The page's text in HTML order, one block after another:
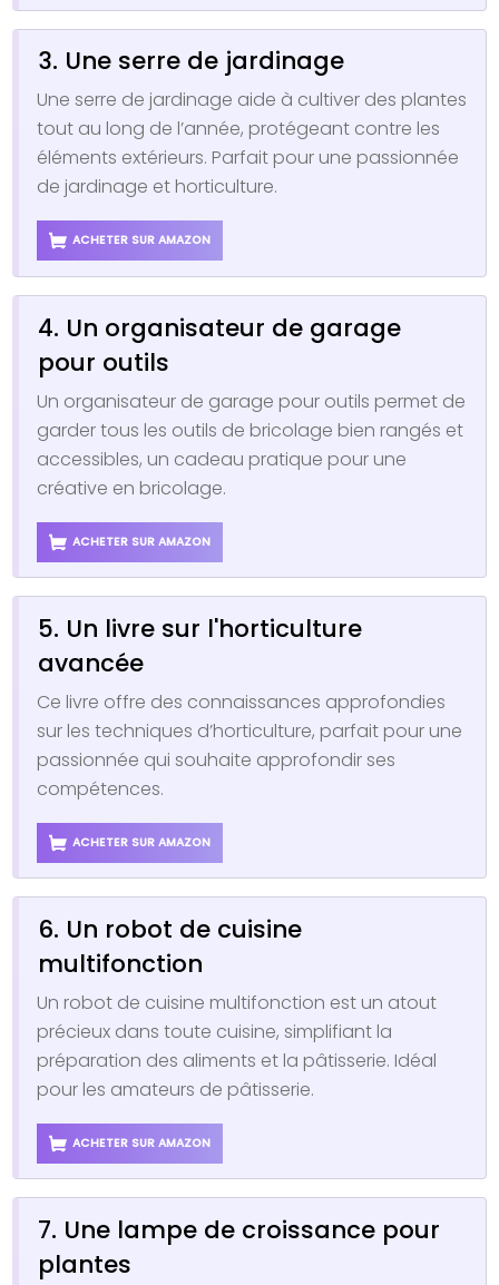
3. Une serre de jardinage
Une serre de jardinage aide à cultiver des plantes
tout au long de l’année, protégeant contre les
éléments extérieurs. Parfait pour une passionnée
de jardinage et horticulture.
ACHETER SUR AMAZON
4. Un organisateur de garage
pour outils
Un organisateur de garage pour outils permet de
garder tous les outils de bricolage bien rangés et
accessibles, un cadeau pratique pour une
créative en bricolage.
ACHETER SUR AMAZON
5. Un livre sur l'horticulture
avancée
Ce livre offre des connaissances approfondies
sur les techniques d’horticulture, parfait pour une
passionnée qui souhaite approfondir ses
compétences.
ACHETER SUR AMAZON
6. Un robot de cuisine
multifonction
Un robot de cuisine multifonction est un atout
précieux dans toute cuisine, simplifiant la
préparation des aliments et la pâtisserie. Idéal
pour les amateurs de pâtisserie.
ACHETER SUR AMAZON
7. Une lampe de croissance pour
plantes